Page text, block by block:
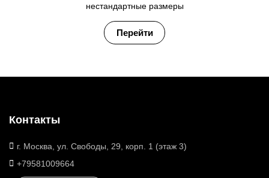
нестандартные размеры
Перейти
Контакты
г. Москва, ул. Свободы, 29, корп. 1 (этаж 3)
+79581009664